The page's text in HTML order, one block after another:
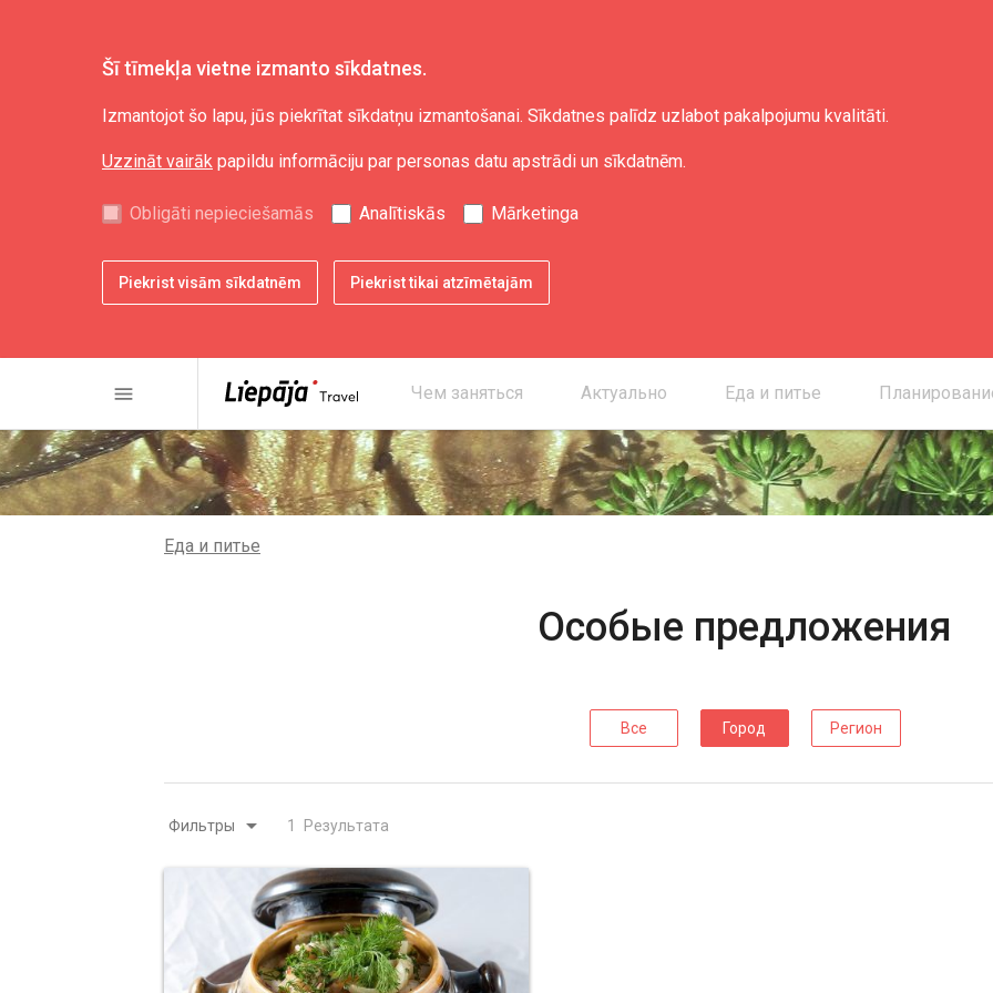
Šī tīmekļa vietne izmanto sīkdatnes.
Izmantojot šo lapu, jūs piekrītat sīkdatņu izmantošanai. Sīkdatnes palīdz uzlabot pakalpojumu kvalitāti.
Uzzināt vairāk papildu informāciju par personas datu apstrādi un sīkdatnēm.
Obligāti nepieciešamās Analītiskās Mārketinga
Piekrist visām sīkdatnēm Piekrist tikai atzīmētajām
menu Чем заняться Актуально Еда и питье
Еда и питье
Особые предложения
Все Город Регион
Фильтры arrow_drop_down 1 Результата